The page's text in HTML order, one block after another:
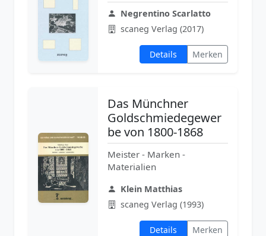
Negrentino Scarlatto
scaneg Verlag (2017)
Details Merken
Das Münchner
Goldschmiedegewer
be von 1800-1868
Meister - Marken -
Materialien
Klein Matthias
scaneg Verlag (1993)
Details Merken